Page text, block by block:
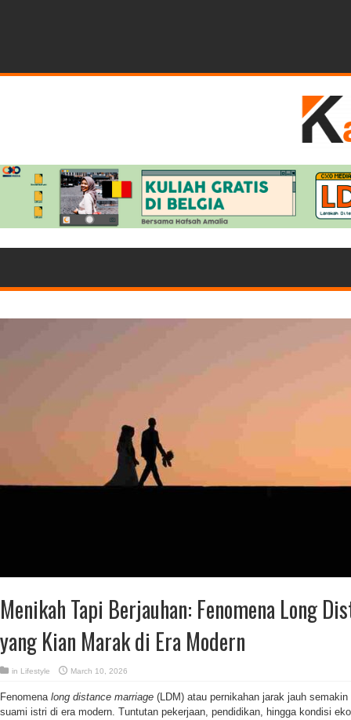
Menikah Tapi Berjauhan: Fenomena Long
yang Kian Marak di Era Modern
in Lifestyle March 10, 2026
Fenomena long distance marriage (LDM) atau pernikahan jarak jauh
suami istri di era modern. Tuntutan pekerjaan, pendidikan, hingga kondisi